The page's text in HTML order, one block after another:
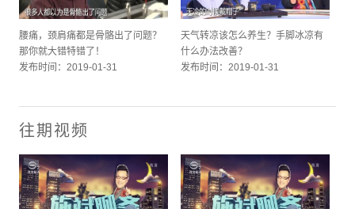
腰痛，颈肩痛都是骨骼出了问题？
那你就大错特错了！
发布时间：2019-01-31
天气转凉该怎么养生？手脚冰凉有
什么办法改善？
发布时间：2019-01-31
往期视频